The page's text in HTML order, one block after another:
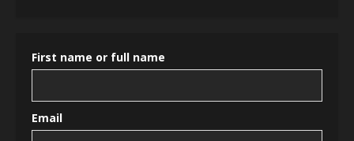
First name or full name
Email